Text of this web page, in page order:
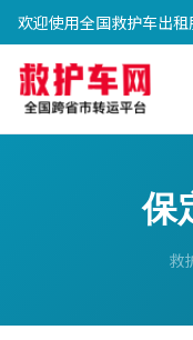
欢迎使用全国救护车出租
保
救